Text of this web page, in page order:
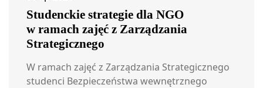
Studenckie strategie dla NGO
w ramach zajęć z Zarządzania
Strategicznego
W ramach zajęć z Zarządzania Strategicznego
studenci Bezpieczeństwa wewnętrznego